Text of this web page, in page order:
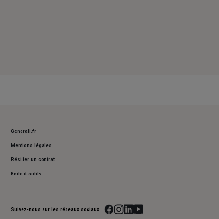
Generali.fr
Mentions légales
Résilier un contrat
Boite à outils
Suivez-nous sur les réseaux sociaux